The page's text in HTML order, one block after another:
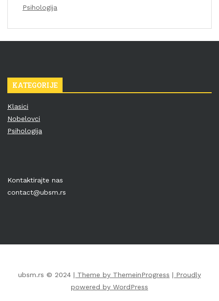
Psihologija
KATEGORIJE
Klasici
Nobelovci
Psihologija
Kontaktirajte nas
contact@ubsm.rs
ubsm.rs © 2024 | Theme by ThemeinProgress | Proudly
powered by WordPress